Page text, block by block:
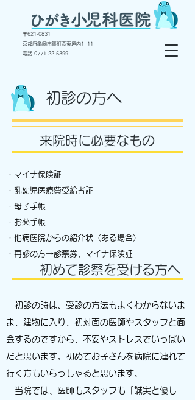
〒621-0831
京都府亀岡市篠町森東垣内1−11
電話 ​0771-22-5399
初診の方へ
来院時に必要なもの
・マイナ保険証
・乳幼児医療費受給者証
・母子手帳
・お薬手帳
・他病医院からの紹介状（ある場合）
・再診の方→診察券、マイナ保険証
初めて診察を受ける方へ
初診の時は、受診の方法もよくわからないま
ま、建物に入り、初対面の医師やスタッフと面
会するのですから、不安やストレスでいっぱい
だと思います。初めてお子さんを病院に連れて
行く方もいらっしゃると思います。
当院では、医師もスタッフも「誠実と優し